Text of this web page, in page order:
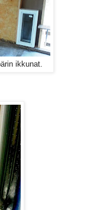
ikkunat.